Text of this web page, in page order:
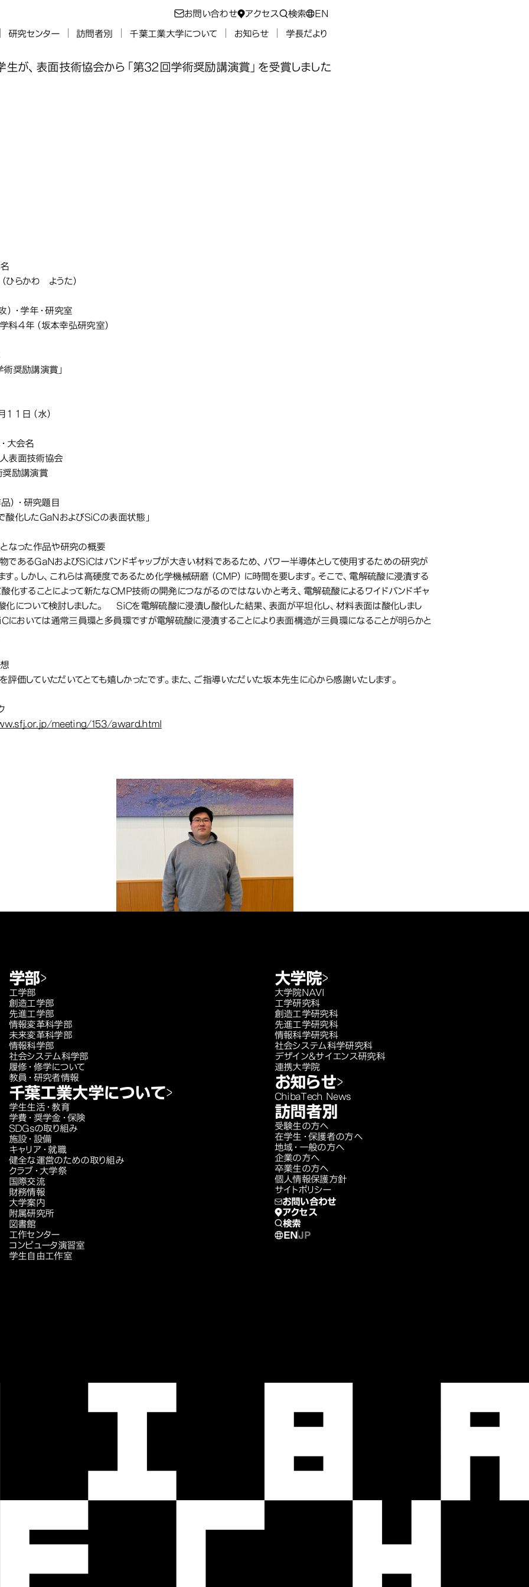
お問い合わせ アクセス 検索 EN
研究センター 訪問者別 千葉工業大学について お知らせ 学長だより
が、表面技術協会から「第32回学術奨励講演賞」を受賞しました
奨励講演賞」を受賞しました
奨励講演賞」を受賞しました
らかわ ようた）
）・学年・研究室
科４年（坂本幸弘研究室）
術奨励講演賞」
１日（水）
大会名
表面技術協会
励講演賞
）・研究題目
酸化したGaNおよびSiCの表面状態」
なった作品や研究の概要
であるGaNおよびSiCはバンドギャップが大きい材料であるため、パワー半導体として使用するための研究が
す。しかし、これらは高硬度であるため化学機械研磨（CMP）に時間を要します。そこで、電解硫酸に浸漬する
酸化することによって新たなCMP技術の開発につながるのではないかと考え、電解硫酸によるワイドバンドギャ
化について検討しました。 SiCを電解硫酸に浸漬し酸化した結果、表面が平坦化し、材料表面は酸化しまし
においては通常三員環と多員環ですが電解硫酸に浸漬することにより表面構造が三員環になることが明らかと
評価していただいてとても嬉しかったです。また、ご指導いただいた坂本先生に心から感謝いたします。
meeting/153/award.html
学部
工学部
創造工学部
先進工学部
情報変革科学部
未来変革科学部
情報科学部
社会システム科学部
履修・修学について
教員・研究者情報
千葉工業大学について
学生生活・教育
学費・奨学金・保険
SDGsの取り組み
施設・設備
キャリア・就職
健全な運営のための取り組み
クラブ・大学祭
国際交流
財務情報
大学案内
附属研究所
図書館
工作センター
コンピュータ演習室
学生自由工作室
大学院
大学院NAVI
工学研究科
創造工学研究科
先進工学研究科
情報科学研究科
社会システム科学研究科
デザイン＆サイエンス研究科
連携大学院
お知らせ
ChibaTech News
訪問者別
受験生の方へ
在学生・保護者の方へ
地域・一般の方へ
企業の方へ
卒業生の方へ
個人情報保護方針
サイトポリシー
お問い合わせ
アクセス
検索
EN JP